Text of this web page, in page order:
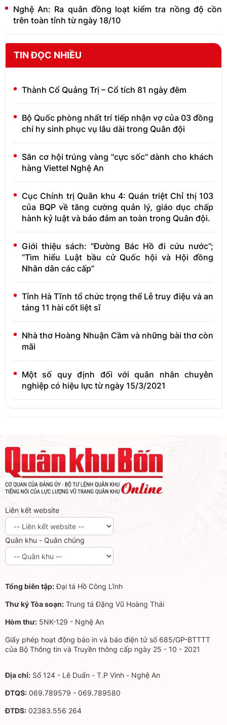
Nghệ An: Ra quân đồng loạt kiểm tra nồng độ cồn
trên toàn tỉnh từ ngày 18/10
TIN ĐỌC NHIỀU
Thành Cổ Quảng Trị – Cổ tích 81 ngày đêm
Bộ Quốc phòng nhất trí tiếp nhận vợ của 03 đồng
chí hy sinh phục vụ lâu dài trong Quân đội
Săn cơ hội trúng vàng "cực sốc" dành cho khách
hàng Viettel Nghệ An
Cục Chính trị Quân khu 4: Quán triệt Chỉ thị 103
của BQP về tăng cường quản lý, giáo dục chấp
hành kỷ luật và bảo đảm an toàn trong Quân đội.
Giới thiệu sách: “Đường Bác Hồ đi cứu nước”;
“Tìm hiểu Luật bầu cử Quốc hội và Hội đồng
Nhân dân các cấp”
Tỉnh Hà Tĩnh tổ chức trọng thể Lễ truy điệu và an
táng 11 hài cốt liệt sĩ
Nhà thơ Hoàng Nhuận Cầm và những bài thơ còn
mãi
Một số quy định đối với quân nhân chuyên
nghiệp có hiệu lực từ ngày 15/3/2021
Liên kết website
Quân khu - Quân chủng
Tổng biên tập:Đại tá Hồ Công Lĩnh
Thư ký Tòa soạn: Trung tá Đặng Vũ Hoàng Thái
Hòm thư: 5NK-129 - Nghệ An
Giấy phép hoạt động báo in và báo điện tử số 685/GP-BTTTT
của Bộ Thông tin và Truyền thông cấp ngày 25 - 10 - 2021
Địa chỉ: Số 124 - Lê Duẩn - T.P Vinh - Nghệ An
ĐTQS: 069.789579 - 069.789580
ĐTDS: 02383.556 264